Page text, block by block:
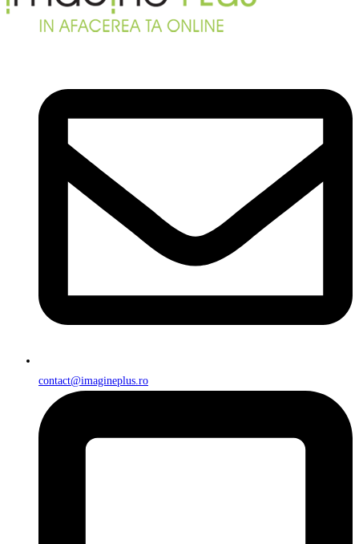
contact@imagineplus.ro